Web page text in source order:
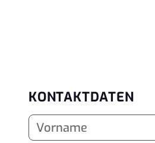
KONTAKTDATEN